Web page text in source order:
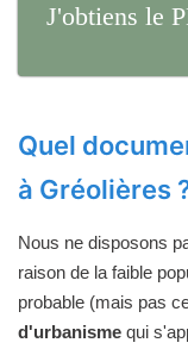
J'obtiens le
Quel
à Gréolières
Nous ne disposons
raison de la faible
probable (mais pas
d'urbanisme qui